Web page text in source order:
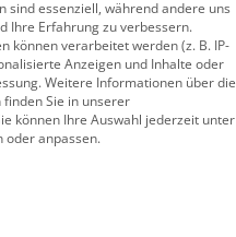
Partner
sind essenziell, während andere uns
Ihre Erfahrung zu verbessern.
können verarbeitet werden (z. B. IP-
Anzeigen und Inhalte oder
Weitere Informationen über die
Sie in unserer
können Ihre Auswahl jederzeit unter
oder anpassen.